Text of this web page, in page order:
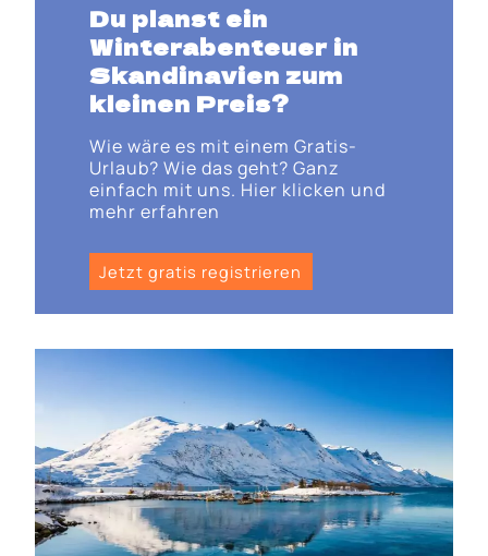
Du planst ein
Winterabenteuer in
Skandinavien zum
kleinen Preis?
Wie wäre es mit einem Gratis-
Urlaub? Wie das geht? Ganz
einfach mit uns. Hier klicken und
mehr erfahren
Jetzt gratis registrieren